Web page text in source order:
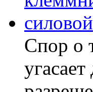
Спор о